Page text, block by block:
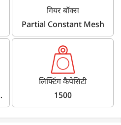
गियर बॉक्स
Partial Constant Mesh
लिफ्टिंग कैपेसिटी
1500